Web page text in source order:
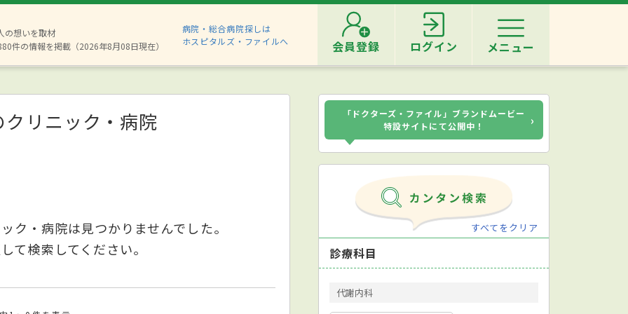
の想いを取材
件の情報を掲載（2026年8月08日現在）
病院・総合病院探しは
ホスピタルズ・ファイルへ
会員登録 ログイン メニュー
クリニック・病院
ク・病院は見つかりませんでした。
て検索してください。
「ドクターズ・ファイル」ブランドムービー
特設サイトにて公開中！
›
すべてをクリア
診療科目
代謝内科